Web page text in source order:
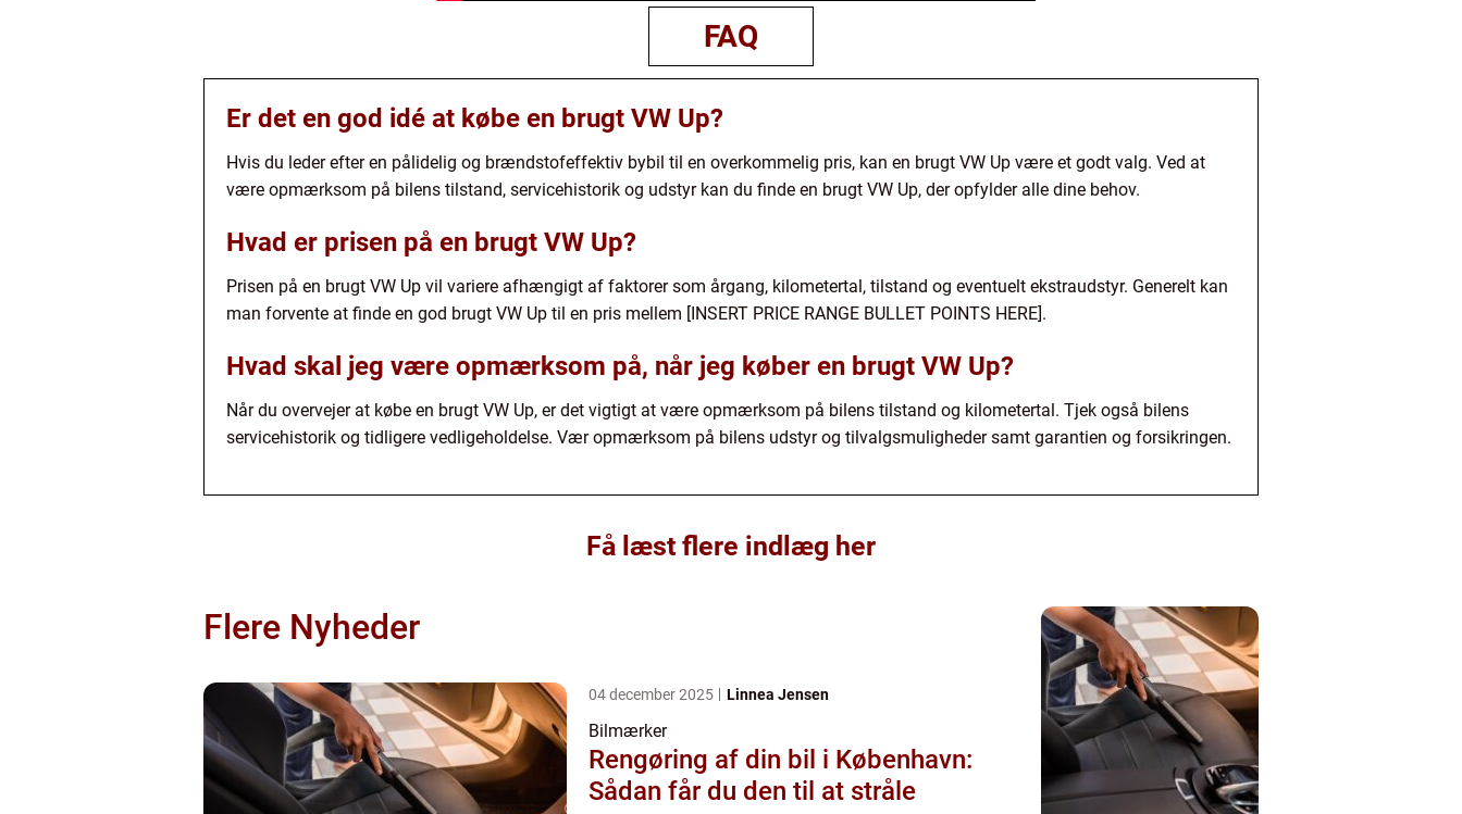
FAQ
Er det en god idé at købe en brugt VW Up?
Hvis du leder efter en pålidelig og brændstofeffektiv bybil til en overkommelig pris, kan en brugt VW Up være et godt valg. Ved at
være opmærksom på bilens tilstand, servicehistorik og udstyr kan du finde en brugt VW Up, der opfylder alle dine behov.
Hvad er prisen på en brugt VW Up?
Prisen på en brugt VW Up vil variere afhængigt af faktorer som årgang, kilometertal, tilstand og eventuelt ekstraudstyr. Generelt kan
man forvente at finde en god brugt VW Up til en pris mellem [INSERT PRICE RANGE BULLET POINTS HERE].
Hvad skal jeg være opmærksom på, når jeg køber en brugt VW Up?
Når du overvejer at købe en brugt VW Up, er det vigtigt at være opmærksom på bilens tilstand og kilometertal. Tjek også bilens
servicehistorik og tidligere vedligeholdelse. Vær opmærksom på bilens udstyr og tilvalgsmuligheder samt garantien og forsikringen.
Få læst flere indlæg her
Flere Nyheder
04 december 2025 Linnea Jensen
Bilmærker
Rengøring af din bil i København:
Sådan får du den til at stråle